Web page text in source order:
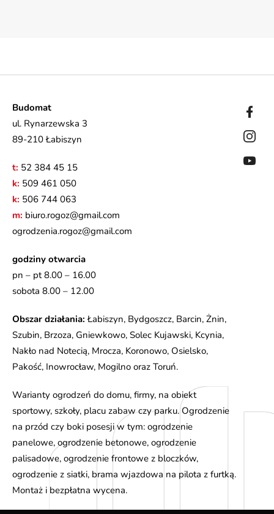
Budomat
ul. Rynarzewska 3
89-210 Łabiszyn
t: 52 384 45 15
k: 509 461 050
k: 506 744 063
m: biuro.rogoz@gmail.com
ogrodzenia.rogoz@gmail.com
godziny otwarcia
pn – pt 8.00 – 16.00
sobota 8.00 – 12.00
Obszar działania: Łabiszyn, Bydgoszcz, Barcin, Żnin,
Szubin, Brzoza, Gniewkowo, Solec Kujawski, Kcynia,
Nakło nad Notecią, Mrocza, Koronowo, Osielsko,
Pakość, Inowrocław, Mogilno oraz Toruń.
Warianty ogrodzeń do domu, firmy, na obiekt
sportowy, szkoły, placu zabaw czy parku. Ogrodzenie
na przód czy boki posesji w tym: ogrodzenie
panelowe, ogrodzenie betonowe, ogrodzenie
palisadowe, ogrodzenie frontowe z bloczków,
ogrodzenie z siatki, brama wjazdowa na pilota z furtką.
Montaż i bezpłatna wycena.